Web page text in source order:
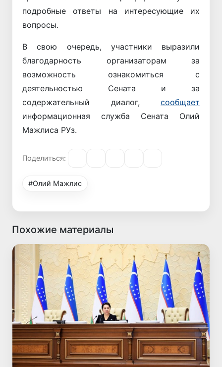
подробные ответы на интересующие их
вопросы.
В свою очередь, участники выразили
благодарность организаторам за
возможность ознакомиться с
деятельностью Сената и за
содержательный диалог, сообщает
информационная служба Сената Олий
Мажлиса РУз.
Поделиться:
#Олий Мажлис
Похожие материалы